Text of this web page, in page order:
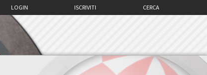
CERCA
ISCRIVITI
LOGIN